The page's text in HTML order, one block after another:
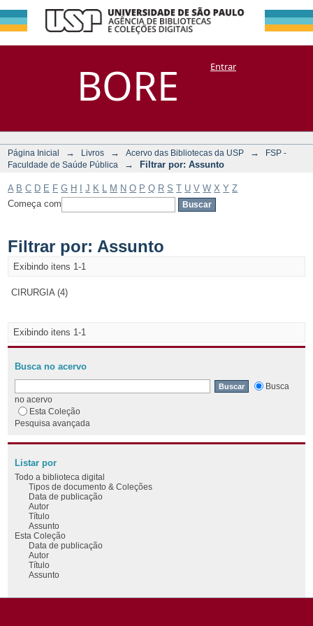
BORE
Filtrar por:
Assunto
DSpace/Manakin + CoriscoEntrar
Página Inicial → Livros → Acervo das Bibliotecas da USP →
FSP -
Faculdade de Saúde Pública
→ Filtrar por: Assunto
A B C D E F G H J K M N O P Q R S T U V W X Y Z
Começa com
Filtrar por: Assunto
Exibindo itens 1-1
CIRURGIA (4)
Exibindo itens 1-1
Busca no acervo
Busca
no acervo
Esta Coleção
Pesquisa avançada
Listar por
Todo a biblioteca digital
Tipos de documento & Coleções
Data de publicação
Autor
Título
Assunto
Esta Coleção
Data de publicação
Autor
Título
Assunto